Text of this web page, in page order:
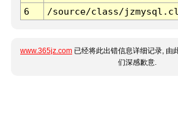
6
/source/class/
www.365jz.com 已经将此出错信息详细记录, 由
们深感歉意.